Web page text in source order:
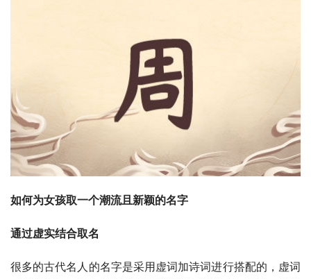
如何为女孩取一个潮流且新颖的名字
通过虚实结合取名
很多的古代名人的名字是采用虚词加诗词进行搭配的，虚词